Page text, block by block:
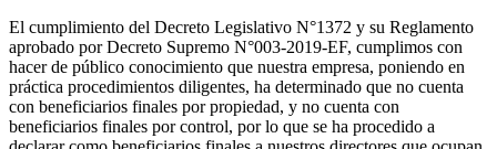
El cumplimiento del Decreto Legislativo N°1372 y su Reglamento
aprobado por Decreto Supremo N°003-2019-EF, cumplimos con
hacer de público conocimiento que nuestra empresa, poniendo en
práctica procedimientos diligentes, ha determinado que no cuenta
con beneficiarios finales por propiedad, y no cuenta con
beneficiarios finales por control, por lo que se ha procedido a